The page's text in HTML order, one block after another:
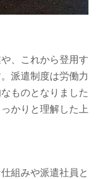
、これから登用す
派遣制度は労働力
ものとなりました
かりと理解した上
組みや派遣社員と